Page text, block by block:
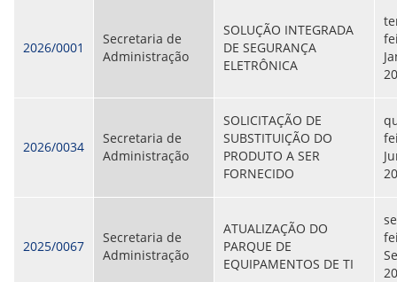
TRANSPARÊNCIA
2026/0001
Secretaria de
Administração
SOLUÇÃO INTEGRADA
DE SEGURANÇA
ELETRÔNICA
2026/0034
Secretaria de
Administração
SOLICITAÇÃO DE
SUBSTITUIÇÃO DO
PRODUTO A SER
FORNECIDO
2025/0067
Secretaria de
Administração
ATUALIZAÇÃO DO
PARQUE DE
EQUIPAMENTOS DE TI